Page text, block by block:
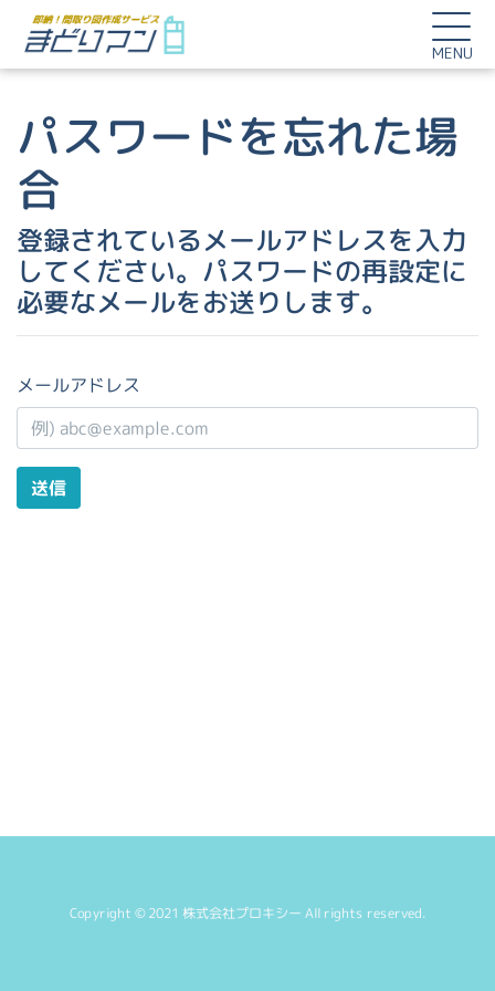
MENU
パスワードを忘れた場
合
登録されているメールアドレスを入力
してください。パスワードの再設定に
必要なメールをお送りします。
メールアドレス
送信
Copyright © 2021 株式会社プロキシーAll rights reserved.